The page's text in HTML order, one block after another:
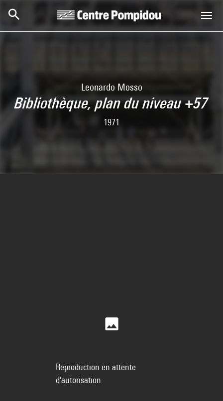
Leonardo Mosso
Bibliothèque, plan du niveau +57
1971
Reproduction en attente
d'autorisation